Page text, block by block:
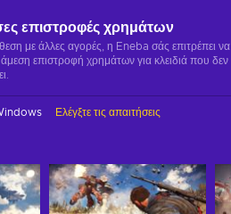
επιστροφές χρημάτων
με άλλες αγορές, η Eneba σάς επιτρέπει να
άμεση επιστροφή χρημάτων για κλειδιά που δεν
Ελέγξτε τις απαιτήσεις